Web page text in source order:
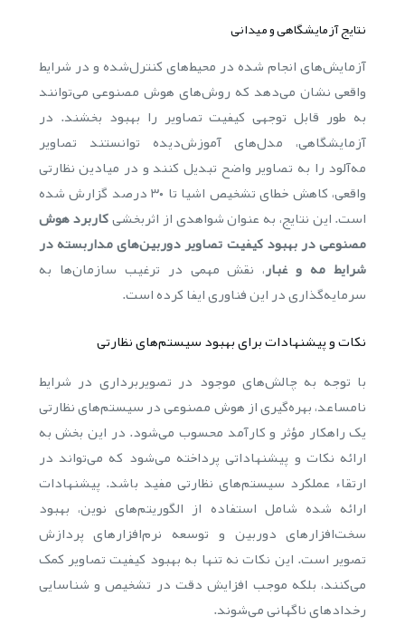
نتایج آزمایشگاهی و میدانی
آزمایش‌های انجام شده در محیط‌های کنترل‌شده و در شرایط
واقعی نشان می‌دهد که روش‌های هوش مصنوعی می‌توانند
به طور قابل توجهی کیفیت تصاویر را بهبود بخشند. در
آزمایشگاهی، مدل‌های آموزش‌دیده توانستند تصاویر
مه‌آلود را به تصاویر واضح تبدیل کنند و در میادین نظارتی
واقعی، کاهش خطای تشخیص اشیا تا ۳۰ درصد گزارش شده
است. این نتایج، به عنوان شواهدی از اثربخشیکاربرد هوش
مصنوعی در بهبود کیفیت تصاویر دوربین‌های مداربسته در
شرایط مه و غبار، نقش مهمی در ترغیب سازمان‌ها به
سرمایه‌گذاری در این فناوری ایفا کرده است.
نکات و پیشنهادات برای بهبود سیستم‌های نظارتی
با توجه به چالش‌های موجود در تصویربرداری در شرایط
نامساعد، بهره‌گیری از هوش مصنوعی در سیستم‌های نظارتی
یک راهکار مؤثر و کارآمد محسوب می‌شود. در این بخش به
ارائه نکات و پیشنهاداتی پرداخته می‌شود که می‌تواند در
ارتقاء عملکرد سیستم‌های نظارتی مفید باشد. پیشنهادات
ارائه شده شامل استفاده از الگوریتم‌های نوین، بهبود
سخت‌افزارهای دوربین و توسعه نرم‌افزارهای پردازش
تصویر است. این نکات نه تنها به بهبود کیفیت تصاویر کمک
می‌کنند، بلکه موجب افزایش دقت در تشخیص و شناسایی
رخدادهای ناگهانی می‌شوند.